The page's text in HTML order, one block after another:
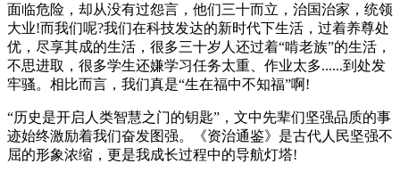
面临危险，却从没有过怨言，他们三十而立，治国治家，统领
大业!而我们呢?我们在科技发达的新时代下生活，过着养尊处
优，尽享其成的生活，很多三十岁人还过着“啃老族”的生活，
不思进取，很多学生还嫌学习任务太重、作业太多......到处发
牢骚。相比而言，我们真是“生在福中不知福”啊!
“历史是开启人类智慧之门的钥匙”，文中先辈们坚强品质的事
迹始终激励着我们奋发图强。《资治通鉴》是古代人民坚强不
屈的形象浓缩，更是我成长过程中的导航灯塔!